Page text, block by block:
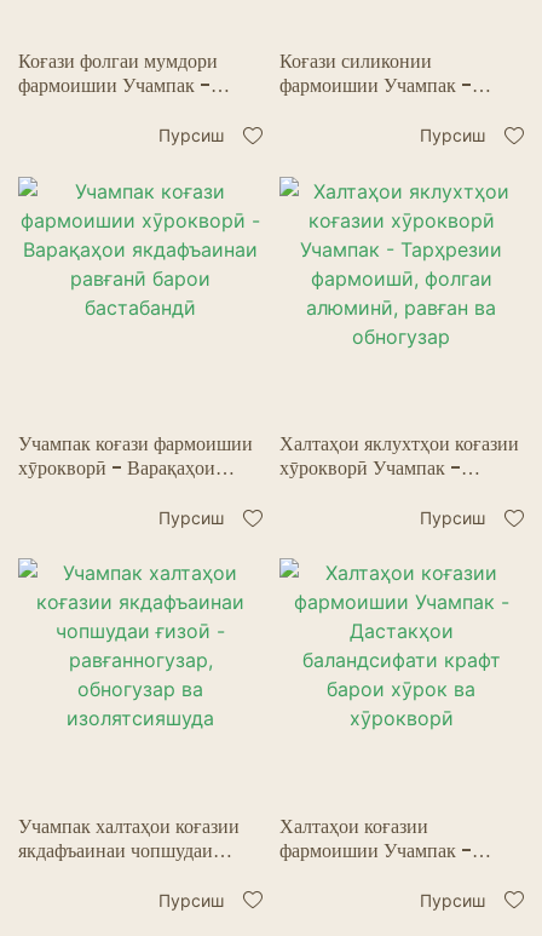
Коғази фолгаи мумдори
фармоишии Учампак -
барои хўроки гармПурсиш
Коғази силиконии
фармоишии Учампак -
бехатар ва барои шириниҳо
Пурсиш
Учампак коғази фармоишии
хӯрокворӣ - Варақаҳои
Пурсиш
Халтаҳои яклухтҳои коғазии
хӯрокворӣ Учампак -
фолгаи алюминӣ, равған ва
Пурсиш
Учампак халтаҳои коғазии
якдафъаинаи чопшудаи
обногузар ва изолятсияшуда
Пурсиш
Халтаҳои коғазии
фармоишии Учампак -
крафт барои хӯрок ва
Пурсиш